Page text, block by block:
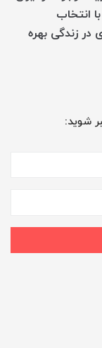
انتخاب
زندگی بهره
شوید: